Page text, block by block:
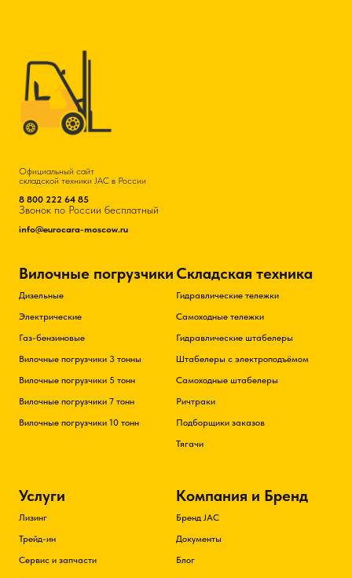
Официальный сайт
складской техники JAC в России
8 800 222 64 85
Звонок по России бесплатный
info@eurocara-moscow.ru
Вилочные погрузчики
Дизельные
Электрические
Газ-бензиновые
Вилочные погрузчики 3 тонны
Вилочные погрузчики 5 тонн
Вилочные погрузчики 7 тонн
Вилочные погрузчики 10 тонн
Складская техника
Гидравлические тележки
Самоходные тележки
Гидравлические штабелеры
Штабелеры с электроподъёмом
Самоходные штабелеры
Ричтраки
Подборщики заказов
Тягачи
Услуги
Лизинг
Трейд-ин
Сервис и запчасти
Компания и Бренд
Бренд JAC
Документы
Блог